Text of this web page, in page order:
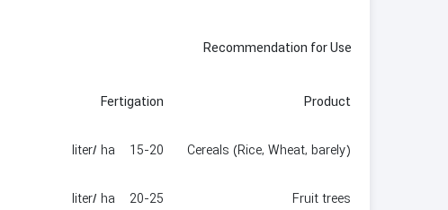
Recommendation for Use
Product
Fertigation
Cereals (Rice, Wheat, barely)
15-20 liter/ ha
Fruit trees
20-25 liter/ ha